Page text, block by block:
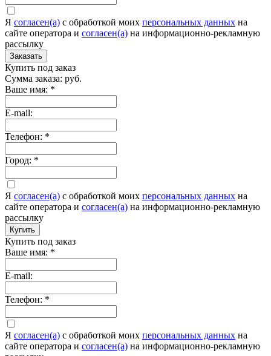
Я согласен(а) c обработкой моих персональных данных на
сайте оператора и согласен(а) на информационно-рекламную
рассылку
Заказать
Купить под заказ
Сумма заказа: руб.
Ваше имя: *
E-mail:
Телефон: *
Город: *
Я согласен(а) c обработкой моих персональных данных на
сайте оператора и согласен(а) на информационно-рекламную
рассылку
Купить
Купить под заказ
Ваше имя: *
E-mail:
Телефон: *
Я согласен(а) c обработкой моих персональных данных на
сайте оператора и согласен(а) на информационно-рекламную